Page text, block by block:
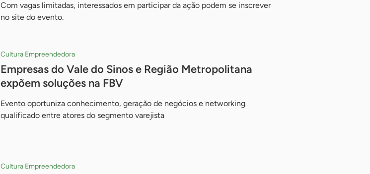
Com vagas limitadas, interessados em participar da ação podem se inscrever
no site do evento.
Cultura Empreendedora
Empresas do Vale do Sinos e Região Metropolitana
expõem soluções na FBV
Evento oportuniza conhecimento, geração de negócios e networking
qualificado entre atores do segmento varejista
Cultura Empreendedora